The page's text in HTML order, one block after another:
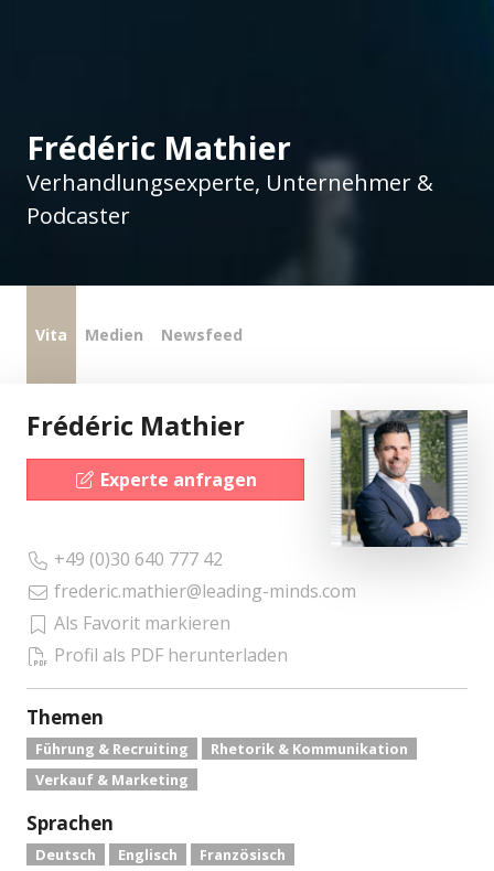
Frédéric Mathier
Verhandlungsexperte, Unternehmer &
Podcaster
Vita Medien Newsfeed
Frédéric Mathier
Experte anfragen
+49 (0)30 640 777 42
frederic.mathier@leading-minds.com
Als Favorit markieren
Profil als PDF herunterladen
Themen
Führung & Recruiting
Rhetorik & Kommunikation
Verkauf & Marketing
Sprachen
Deutsch Englisch Französisch